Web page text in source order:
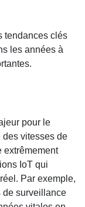
tendances clés
les années à
pour le
des vitesses de
extrêmement
IoT qui
Par exemple,
de surveillance